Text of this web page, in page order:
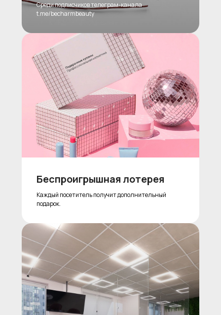
Среди подписчиков телеграм-канала
t.me/becharmbeauty
Беспроигрышная лотерея
Каждый посетитель получит дополнительный
подарок.